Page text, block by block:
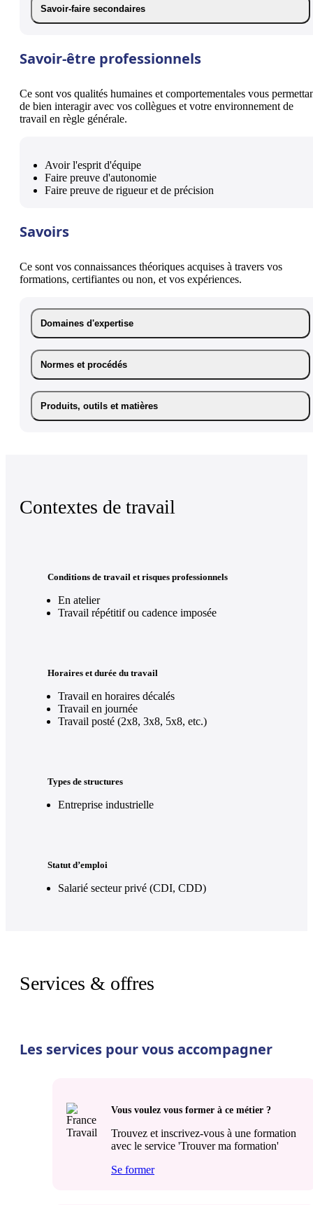
Savoir-faire secondaires
Savoir-être professionnels
Ce sont vos qualités humaines et comportementales vous
de bien interagir avec vos collègues et votre environnement de
travail en règle générale.
Avoir l'esprit d'équipe
Faire preuve d'autonomie
Faire preuve de rigueur et de précision
Savoirs
Ce sont vos connaissances théoriques acquises à travers vos
formations, certifiantes ou non, et vos expériences.
Domaines d'expertise
Normes et procédés
Produits, outils et matières
Contextes de travail
Conditions de travail et risques professionnels
En atelier
Travail répétitif ou cadence imposée
Horaires et durée du travail
Travail en horaires décalés
Travail en journée
Travail posté (2x8, 3x8, 5x8, etc.)
Types de structures
Entreprise industrielle
Statut d’emploi
Salarié secteur privé (CDI, CDD)
Services & offres
Les services pour vous accompagner
Vous voulez vous former à ce métier ?
Trouvez et inscrivez-vous à une formation
avec le service 'Trouver ma formation'
Se former